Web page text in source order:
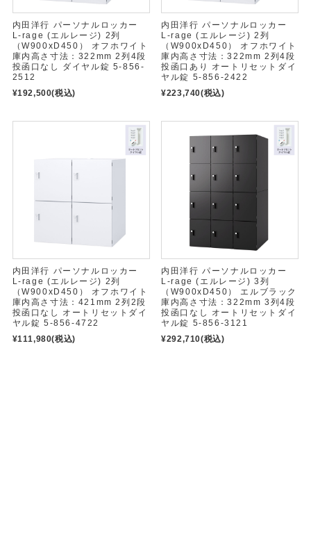
内田洋行 パーソナルロッカー
L-rage (エルレージ) 2列
（W900xD450） オフホワイト
庫内高さ寸法：322mm 2列4段
投函口なし ダイヤル錠 5-856-
2512
¥192,500(税込)
内田洋行 パーソナルロッカー
L-rage (エルレージ) 2列
（W900xD450） オフホワイト
庫内高さ寸法：322mm 2列4段
投函口あり オートリセットダイ
ヤル錠 5-856-2422
¥223,740(税込)
内田洋行 パーソナルロッカー
L-rage (エルレージ) 2列
（W900xD450） オフホワイト
庫内高さ寸法：421mm 2列2段
投函口なし オートリセットダイ
ヤル錠 5-856-4722
¥111,980(税込)
内田洋行 パーソナルロッカー
L-rage (エルレージ) 3列
（W900xD450） エルブラック
庫内高さ寸法：322mm 3列4段
投函口なし オートリセットダイ
ヤル錠 5-856-3121
¥292,710(税込)